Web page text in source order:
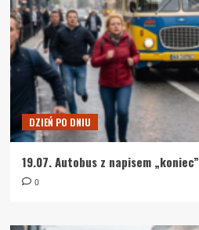
DZIEŃ PO DNIU
19.07. Autobus z napisem „koniec”
0